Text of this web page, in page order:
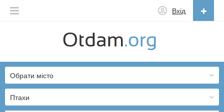
Вхід
English
Русский
Українська
Птахи
Обрати місто